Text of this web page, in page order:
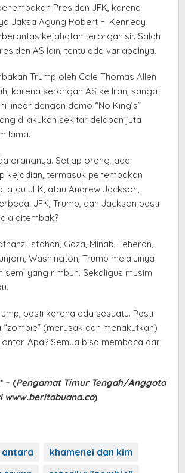
Presiden JFK, karena
Jaksa Agung Robert F. Kennedy
kejahatan terorganisir. Salah
AS lain, tentu ada variabelnya.
Trump oleh Cole Thomas Allen
karena serangan AS ke Iran, sangat
linear dengan demo “No King’s”
dilakukan sekitar delapan juta
lama.
orangnya. Setiap orang, ada
kejadian, termasuk penembakan
atau JFK, atau Andrew Jackson,
JFK, Trump, dan Jackson pasti
ditembak?
Isfahan, Gaza, Minab, Teheran,
Washington, Trump melaluinya
semi yang rimbun. Sekaligus musim
pasti karena ada sesuatu. Pasti
(merusak dan menakutkan)
Apa? Semua bisa membaca dari
– (Pengamat Timur Tengah/Anggota
www.beritabuana.co)
antara
khamenei dan kim